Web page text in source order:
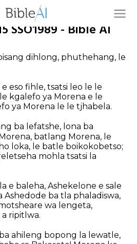
SSO1989 - Bible AI
dihlong, phuthehang, le
eso fihle, tsatsi leo le le
kgalefo ya Morena e le
ya Morena le le tjhabela.
ba lefatshe, lona ba
batlang Morena, le
loka, le batle boikokobetso;
mohla tsatsi la
e baleha, Ashekelone e sale
Ashedode ba tla phaladiswa,
wa lengeta,
ripitlwa.
ahileng bopong la lewatle,